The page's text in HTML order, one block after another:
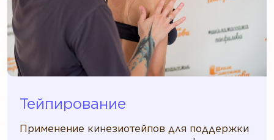
Тейпирование
Применение кинезиотейпов для поддержки